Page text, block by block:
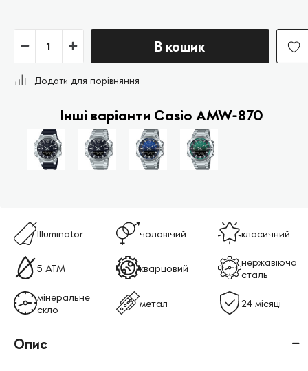
В кошик
Додати для порівняння
Інші варіанти Casio AMW-870
Illuminator чоловічий класичний
5 ATM кварцовий
нержавіюча
сталь
мінеральне
скло
метал 24 місяці
Опис